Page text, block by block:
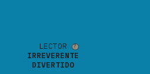
LECTOR
IRREVERENTE
DIVERTIDO